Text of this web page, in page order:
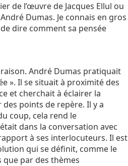
de l’œuvre de Jacques Ellul ou
Dumas. Je connais en gros
dire comment sa pensée
André Dumas pratiquait
». Il se situait à proximité des
et cherchait à éclairer la
points de repère. Il y a
coup, cela rend le
dans la conversation avec
à ses interlocuteurs. Il est
qui se définit, comme le
par des thèmes